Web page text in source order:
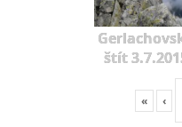
štít
« ‹